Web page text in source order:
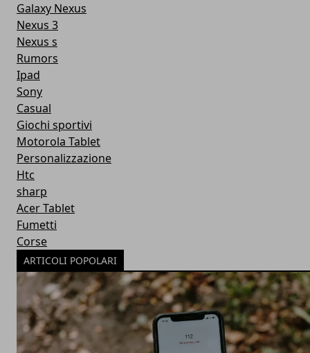
Galaxy Nexus
Nexus 3
Nexus s
Rumors
Ipad
Sony
Casual
Giochi sportivi
Motorola Tablet
Personalizzazione
Htc
sharp
Acer Tablet
Fumetti
Corse
ARTICOLI POPOLARI